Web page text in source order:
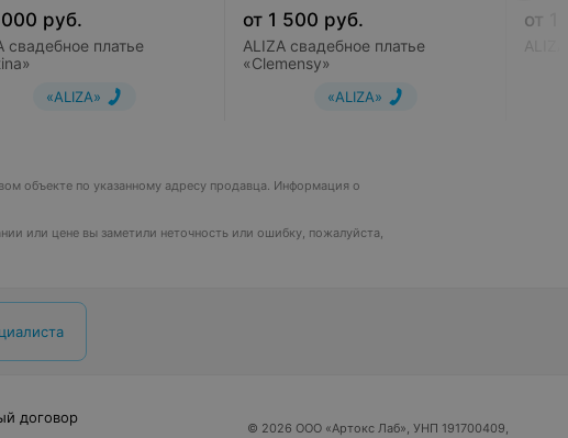
000 руб.
свадебное платье
«ALIZA»
от 1 500 руб.
ALIZA свадебное платье
«Clemensy»
«ALIZA»
от
объекте по указанному адресу продавца. Информация о
или цене вы заметили неточность или ошибку, пожалуйста,
договор
© 2026 ООО «Артокс Лаб», УНП 191700409,